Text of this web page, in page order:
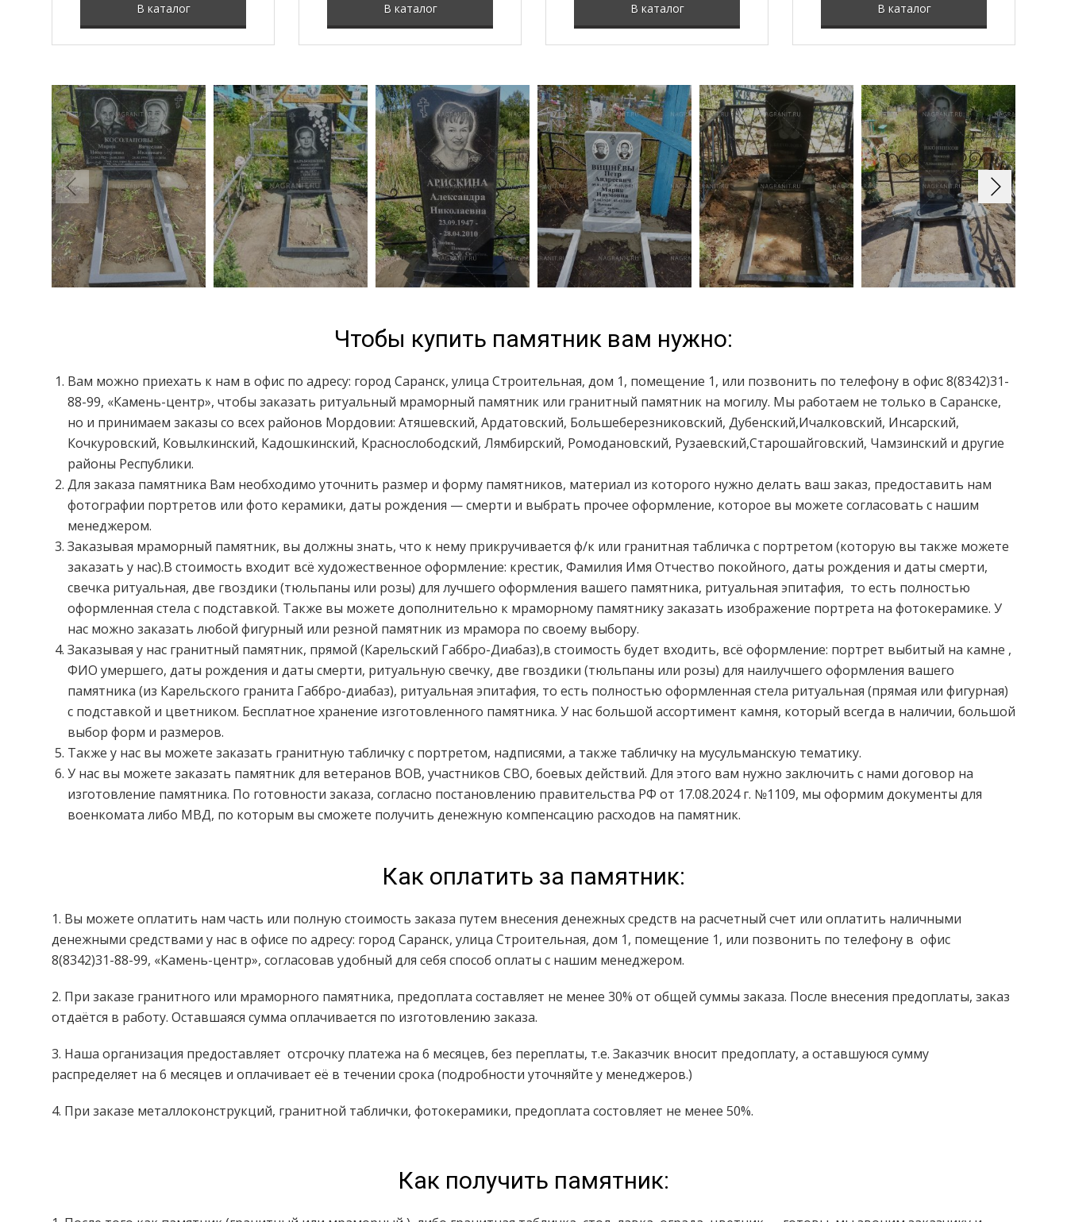
В каталог В каталог В каталог В каталог
Чтобы купить памятник вам нужно:
Вам можно приехать к нам в офис по адресу: город Саранск, улица Строительная, дом 1, помещение 1, или позвонить по телефону в офис 8(8342)31-
88-99, «Камень-центр», чтобы заказать ритуальный мраморный памятник или гранитный памятник на могилу. Мы работаем не только в Саранске,
но и принимаем заказы со всех районов Мордовии: Атяшевский, Ардатовский, Большеберезниковский, Дубенский,Ичалковский, Инсарский,
Кочкуровский, Ковылкинский, Кадошкинский, Краснослободский, Лямбирский, Ромодановский, Рузаевский,Старошайговский, Чамзинский и другие
районы Республики.
Для заказа памятника Вам необходимо уточнить размер и форму памятников, материал из которого нужно делать ваш заказ, предоставить нам
фотографии портретов или фото керамики, даты рождения — смерти и выбрать прочее оформление, которое вы можете согласовать с нашим
менеджером.
Заказывая мраморный памятник, вы должны знать, что к нему прикручивается ф/к или гранитная табличка с портретом (которую вы также можете
заказать у нас).В стоимость входит всё художественное оформление: крестик, Фамилия Имя Отчество покойного, даты рождения и даты смерти,
свечка ритуальная, две гвоздики (тюльпаны или розы) для лучшего оформления вашего памятника, ритуальная эпитафия, то есть полностью
оформленная стела с подставкой. Также вы можете дополнительно к мраморному памятнику заказать изображение портрета на фотокерамике. У
нас можно заказать любой фигурный или резной памятник из мрамора по своему выбору.
Заказывая у нас гранитный памятник, прямой (Карельский Габбро-Диабаз),в стоимость будет входить, всё оформление: портрет выбитый на камне ,
ФИО умершего, даты рождения и даты смерти, ритуальную свечку, две гвоздики (тюльпаны или розы) для наилучшего оформления вашего
памятника (из Карельского гранита Габбро-диабаз), ритуальная эпитафия, то есть полностью оформленная стела ритуальная (прямая или фигурная)
с подставкой и цветником. Бесплатное хранение изготовленного памятника. У нас большой ассортимент камня, который всегда в наличии, большой
выбор форм и размеров.
Также у нас вы можете заказать гранитную табличку с портретом, надписями, а также табличку на мусульманскую тематику.
У нас вы можете заказать памятник для ветеранов ВОВ, участников СВО, боевых действий. Для этого вам нужно заключить с нами договор на
изготовление памятника. По готовности заказа, согласно постановлению правительства РФ от 17.08.2024 г. №1109, мы оформим документы для
военкомата либо МВД, по которым вы сможете получить денежную компенсацию расходов на памятник.
Как оплатить за памятник:
1. Вы можете оплатить нам часть или полную стоимость заказа путем внесения денежных средств на расчетный счет или оплатить наличными
денежными средствами у нас в офисе по адресу: город Саранск, улица Строительная, дом 1, помещение 1, или позвонить по телефону в офис
8(8342)31-88-99, «Камень-центр», согласовав удобный для себя способ оплаты с нашим менеджером.
2. При заказе гранитного или мраморного памятника, предоплата составляет не менее 30% от общей суммы заказа. После внесения предоплаты, заказ
отдаётся в работу. Оставшаяся сумма оплачивается по изготовлению заказа.
3. Наша организация предоставляет отсрочку платежа на 6 месяцев, без переплаты, т.е. Заказчик вносит предоплату, а оставшуюся сумму
распределяет на 6 месяцев и оплачивает её в течении срока (подробности уточняйте у менеджеров.)
4. При заказе металлоконструкций, гранитной таблички, фотокерамики, предоплата состовляет не менее 50%.
Как получить памятник: